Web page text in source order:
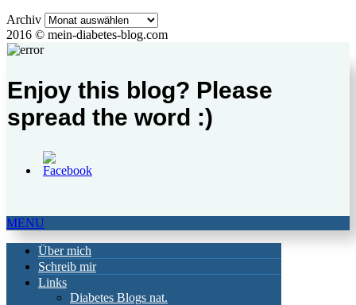
Archiv
2016 © mein-diabetes-blog.com
Enjoy this blog? Please
spread the word :)
MENU
Über mich
Schreib mir
Links
Diabetes Blogs nat.